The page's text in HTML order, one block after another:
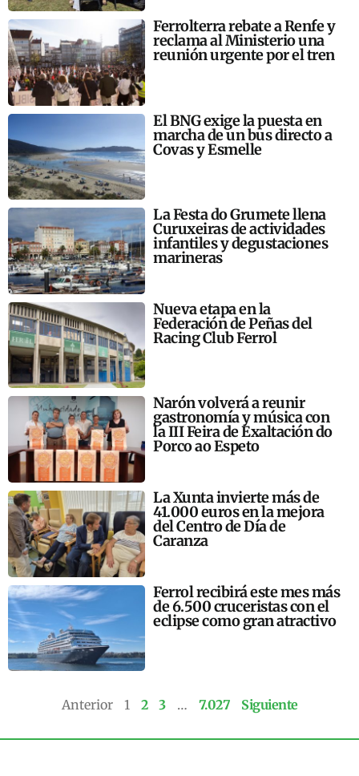
Ferrolterra rebate a Renfe y
reclama al Ministerio una
reunión urgente por el tren
El BNG exige la puesta en
marcha de un bus directo a
Covas y Esmelle
La Festa do Grumete llena
Curuxeiras de actividades
infantiles y degustaciones
marineras
Nueva etapa en la
Federación de Peñas del
Racing Club Ferrol
Narón volverá a reunir
gastronomía y música con
la III Feira de Exaltación do
Porco ao Espeto
La Xunta invierte más de
41.000 euros en la mejora
del Centro de Día de
Caranza
Ferrol recibirá este mes más
de 6.500 cruceristas con el
eclipse como gran atractivo
Anterior 1 2 3 … 7.027 Siguiente